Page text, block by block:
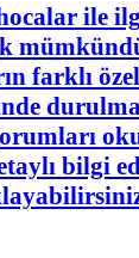
ile
farklı
bilgi